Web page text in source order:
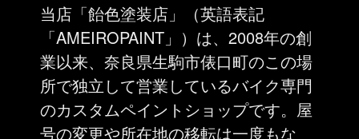
当店「飴色塗装店」（英語表記
「AMEIROPAINT」）は、2008年の創
業以来、奈良県生駒市俵口町のこの場
所で独立して営業しているバイク専門
のカスタムペイントショップです。屋
号の変更や所在地の移転は一度もな